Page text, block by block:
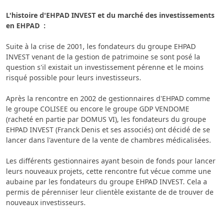
L'histoire d'EHPAD INVEST et du marché des investissements
en EHPAD :
Suite à la crise de 2001, les fondateurs du groupe EHPAD
INVEST venant de la gestion de patrimoine se sont posé la
question s'il existait un investissement pérenne et le moins
risqué possible pour leurs investisseurs.
Après la rencontre en 2002 de gestionnaires d'EHPAD comme
le groupe COLISEE ou encore le groupe GDP VENDOME
(racheté en partie par DOMUS VI), les fondateurs du groupe
EHPAD INVEST (Franck Denis et ses associés) ont décidé de se
lancer dans l'aventure de la vente de chambres médicalisées.
Les différents gestionnaires ayant besoin de fonds pour lancer
leurs nouveaux projets, cette rencontre fut vécue comme une
aubaine par les fondateurs du groupe EHPAD INVEST. Cela a
permis de pérenniser leur clientèle existante de de trouver de
nouveaux investisseurs.